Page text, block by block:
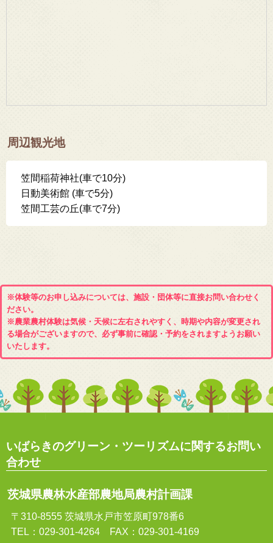
周辺観光地
笠間稲荷神社(車で10分)
日動美術館 (車で5分)
笠間工芸の丘(車で7分)
※体験等のお申し込みについては、施設・団体等に直接お問い合わせく
ださい。
※農業農村体験は気候・天候に左右されやすく、時期や内容が変更され
る場合がございますので、必ず事前に確認・予約をされますようお願い
いたします。
いばらきのグリーン・ツーリズムに関するお問い
合わせ
茨城県農林水産部農地局農村計画課
〒310-8555 茨城県水戸市笠原町978番6
TEL：029-301-4264 FAX：029-301-4169